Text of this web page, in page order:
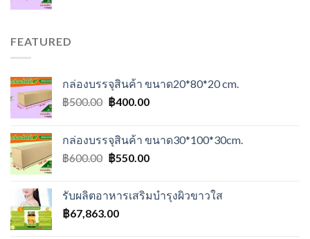
FEATURED
กล่องบรรจุสินค้า ขนาด20*80*20 cm.
฿500.00 Original
฿500.00.
฿400.00Current
฿400.00.
กล่องบรรจุสินค้า ขนาด30*100*30cm.
฿600.00 Original
฿600.00.
฿550.00Current
฿550.00.
รับผลิตอาหารเสริมบำรุงผิวขาวใส
฿67,863.00